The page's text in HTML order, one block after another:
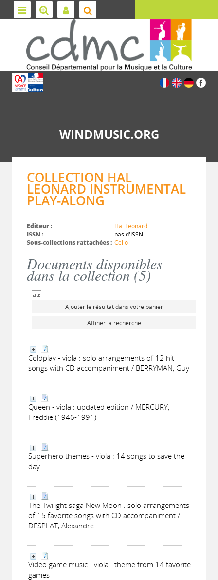
WINDMUSIC.ORG
COLLECTION HAL
LEONARD INSTRUMENTAL
PLAY-ALONG
Editeur :
Hal Leonard
ISSN :
pas d'ISSN
Sous-collections rattachées : Cello
Documents disponibles
dans la collection (5)
Ajouter le résultat dans votre panier
Affiner la recherche
Coldplay - viola : solo arrangements of 12 hit
songs with CD accompaniment / BERRYMAN, Guy
Queen - viola : updated edition / MERCURY,
Freddie (1946-1991)
Superhero themes - viola : 14 songs to save the
day
The Twilight saga New Moon : solo arrangements
of 15 favorite songs with CD accompaniment /
DESPLAT, Alexandre
Video game music - viola : theme from 14 favorite
games